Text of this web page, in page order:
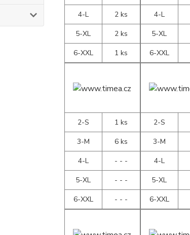
4-L
2 ks
5-XL
2 ks
6-XXL
1 ks
4-L
5-XL
6-XXL
2-S
1 ks
3-M
6 ks
4-L
- - -
5-XL
- - -
6-XXL
- - -
2-S
3-M
4-L
5-XL
6-XXL